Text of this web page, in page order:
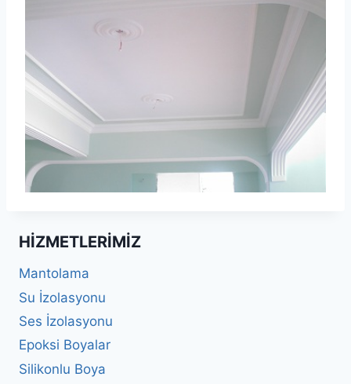
HIZMETLERIMIZ
Mantolama
Su İzolasyonu
Ses İzolasyonu
Epoksi Boyalar
Silikonlu Boya